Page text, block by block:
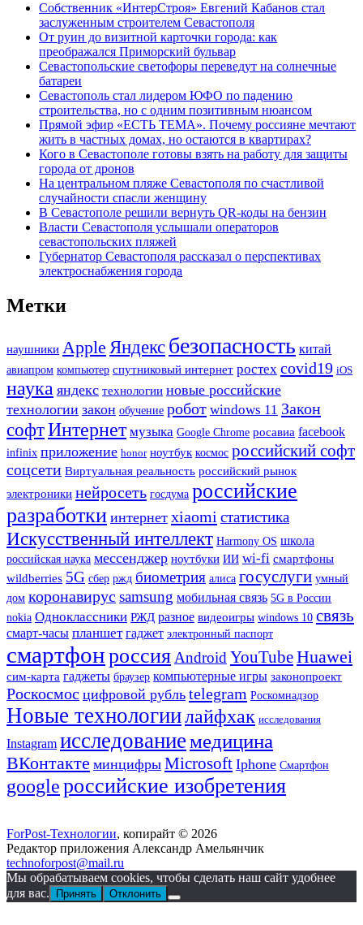
Собственник «ИнтерСтроя» Евгений Кабанов стал
заслуженным строителем Севастополя
От руин до визитной карточки города: как
преображался Приморский бульвар
Севастопольские светофоры переведут на солнечные
батареи
Севастополь стал лидером ЮФО по падению
строительства, но с одним позитивным нюансом
Прямой эфир «ЕСТЬ ТЕМА». Почему россияне мечтают
жить в частных домах, но остаются в квартирах?
Кого в Севастополе готовы взять на работу для защиты
города от дронов
На центральном пляже Севастополя по счастливой
случайности спасли женщину
В Севастополе решили вернуть QR-коды на бензин
Власти Севастополя услышали операторов
севастопольских пляжей
Губернатор Севастополя рассказал о перспективах
электроснабжения города
Метки
наушники Apple Яндекс безопасность китай
авиапром компьютер спутниковый интернет ростех covid19 iOS
наука яндекс технологии новые российские
технологии закон обучение робот windows 11 Закон
софтИнтернет музыка Google Chrome росавиа facebook
infinix приложение honor ноутбук космос российский софт
соцсети Виртуальная реальность российский рынок
электроники нейросеть госдума российские
разработки интернет xiaomi статистика
Искусственный интеллект Harmony OS школа
российская наука мессенджер ноутбуки ИИ wi-fi смартфоны
wildberries 5G сбер ржд биометрия алиса госуслуги умный
дом коронавирус samsung мобильная связь 5G в России
nokia Одноклассники РЖД разное видеоигры windows 10 связь
смарт-часы планшет гаджет электронный паспорт
смартфонроссия Android YouTubeHuawei
сим-карта гаджеты браузер компьютерные игры законопроект
Роскосмос цифровой рубль telegram Роскомнадзор
Новые технологиилайфхак исследования
Instagram исследованиемедицина
ВКонтакте минцифры Microsoft Iphone Смартфон
googleроссийские изобретения
ForPost-Технологии, копирайт © 2026
Редактор приложения Александр Амельянчик
technoforpost@mail.ru
Мы обрабатываем cookies, чтобы сделать наш сайт удобнее
для вас.
Принять Отклонить